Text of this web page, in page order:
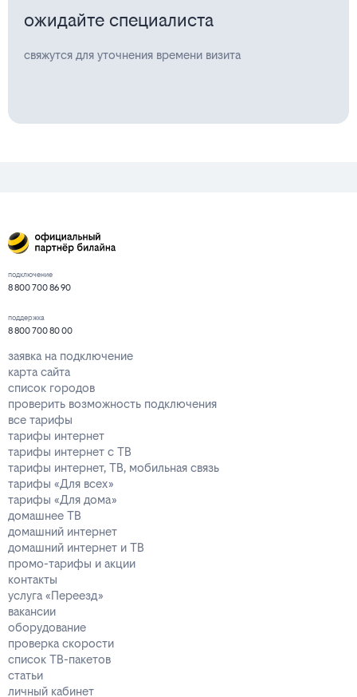
ожидайте специалиста
свяжутся для уточнения времени визита
подключение
8 800 700 86 90
поддержка
8 800 700 80 00
заявка на подключение
карта сайта
список городов
проверить возможность подключения
все тарифы
тарифы интернет
тарифы интернет с ТВ
тарифы интернет, ТВ, мобильная связь
тарифы «Для всех»
тарифы «Для дома»
домашнее ТВ
домашний интернет
домашний интернет и ТВ
промо-тарифы и акции
контакты
услуга «Переезд»
вакансии
оборудование
проверка скорости
список ТВ-пакетов
статьи
личный кабинет